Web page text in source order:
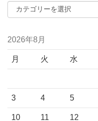
2026年8月
月 火 水
3 4 5
10 11 12